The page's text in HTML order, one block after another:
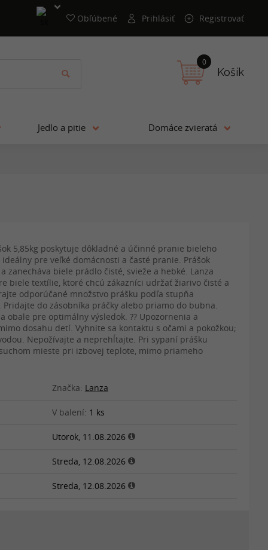
Obľúbené Prihlásiť Registrovať
0
Košík
Jedlo a pitie Domáce zvieratá
5,85kg poskytuje dôkladné a účinné pranie bieleho
pre veľké domácnosti a časté pranie. Prášok
zanecháva biele prádlo čisté, svieže a hebké. Lanza
biele textílie, ktoré chcú zákazníci udržať žiarivo čisté a
odporúčané množstvo prášku podľa stupňa
do zásobníka práčky alebo priamo do bubna.
obale pre optimálny výsledok. ?? Upozornenia a
dosahu detí. Vyhnite sa kontaktu s očami a pokožkou;
Nepožívajte a neprehĺtajte. Pri sypaní prášku
mieste pri izbovej teplote, mimo priameho
Značka: Lanza
V balení: 1 ks
Utorok, 11.08.2026
Streda, 12.08.2026
Streda, 12.08.2026